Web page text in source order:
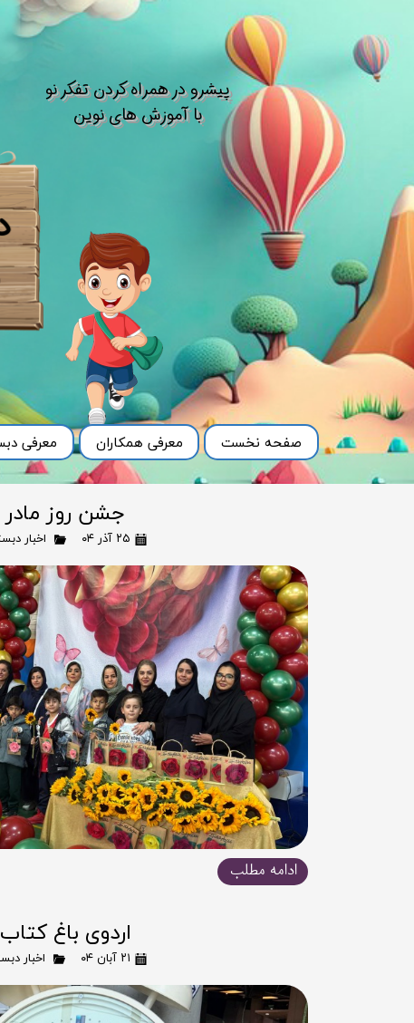
صفحه نخست معرفی همکاران معرفی
​پیشرو در همراه کردن تفکر نو​​​​​​​
با آموزش های نوین
جشن روز مادر
۲۵ آذر ۰۴ اخبار
ادامه مطلب
اردوی باغ کتاب
۲۱ آبان ۰۴ اخبار